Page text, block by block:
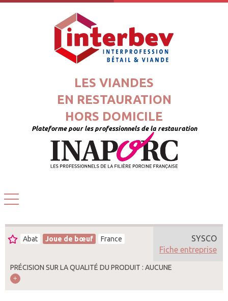
LES VIANDES
EN RESTAURATION
HORS DOMICILE
Plateforme pour les professionnels de la restauration
Abat Joue de bœuf France
PRÉCISION SUR LA QUALITÉ DU PRODUIT : AUCUNE
SYSCO
Fiche entreprise